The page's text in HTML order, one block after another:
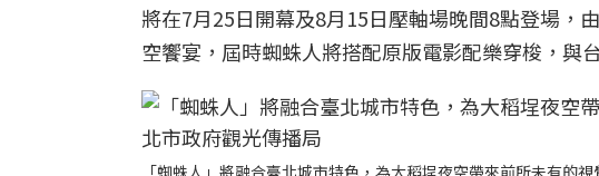
將在7月25日開幕及8月15日壓軸場晚間8點登場，
空饗宴，屆時蜘蛛人將搭配原版電影配樂穿梭，與
「蜘蛛人」將融合臺北城市特色，為大稻埕夜空帶來前所未有的